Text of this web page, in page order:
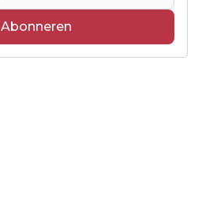
Abonneren